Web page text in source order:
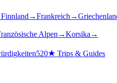
Finnland →Frankreich →
Alpen →Korsika →
520★ Trips & Guides